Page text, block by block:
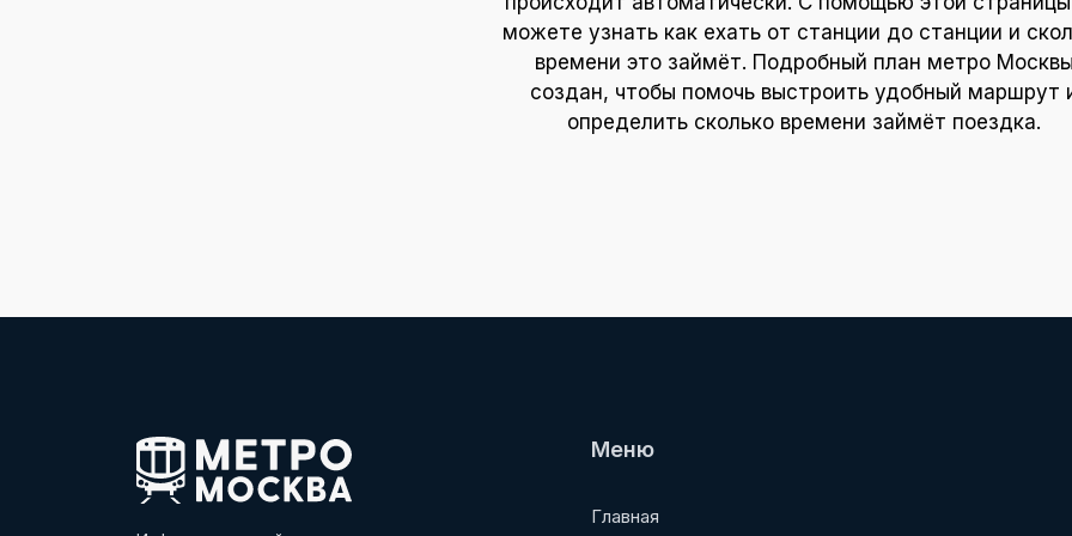
можете узнать как ехать от станции до станции и
времени это займёт. Подробный план метро Москвы
создан, чтобы помочь выстроить удобный маршрут
определить сколько времени займёт поездка.
Меню
Главная